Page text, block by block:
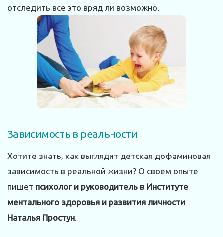
отследить все это вряд ли возможно.
Зависимость в реальности
Хотите знать, как выглядит детская дофаминовая
зависимость в реальной жизни? О своем опыте
пишет психолог и руководитель в Институте
ментального здоровья и развития личности
Наталья Простун